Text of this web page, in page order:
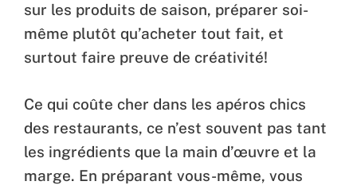
sur les produits de saison, préparer soi-
même plutôt qu’acheter tout fait, et
surtout faire preuve de créativité!
Ce qui coûte cher dans les apéros chics
des restaurants, ce n’est souvent pas tant
les ingrédients que la main d’œuvre et la
marge. En préparant vous-même, vous